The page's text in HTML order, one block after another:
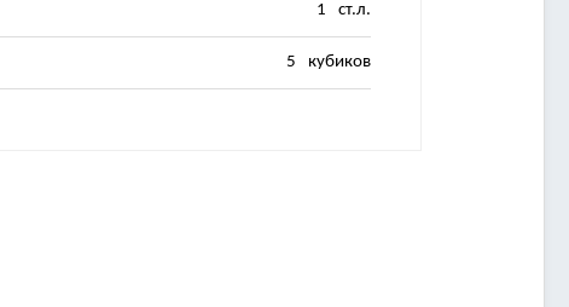
1 ст.л.
5 кубиков